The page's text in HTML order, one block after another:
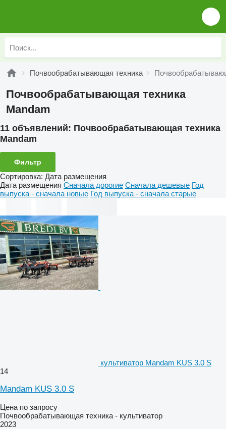
Почвообрабатывающая техника
Почвообрабатывающая техника
Mandam
11 объявлений: Почвообрабатывающая техника
Mandam
Фильтр
Сортировка: Дата размещения
Дата размещения Сначала дорогие Сначала дешевые Год
выпуска - сначала новые Год выпуска - сначала старые
культиватор Mandam KUS 3.0 S
14
Mandam KUS 3.0 S
Цена по запросу
Почвообрабатывающая техника - культиватор
2023